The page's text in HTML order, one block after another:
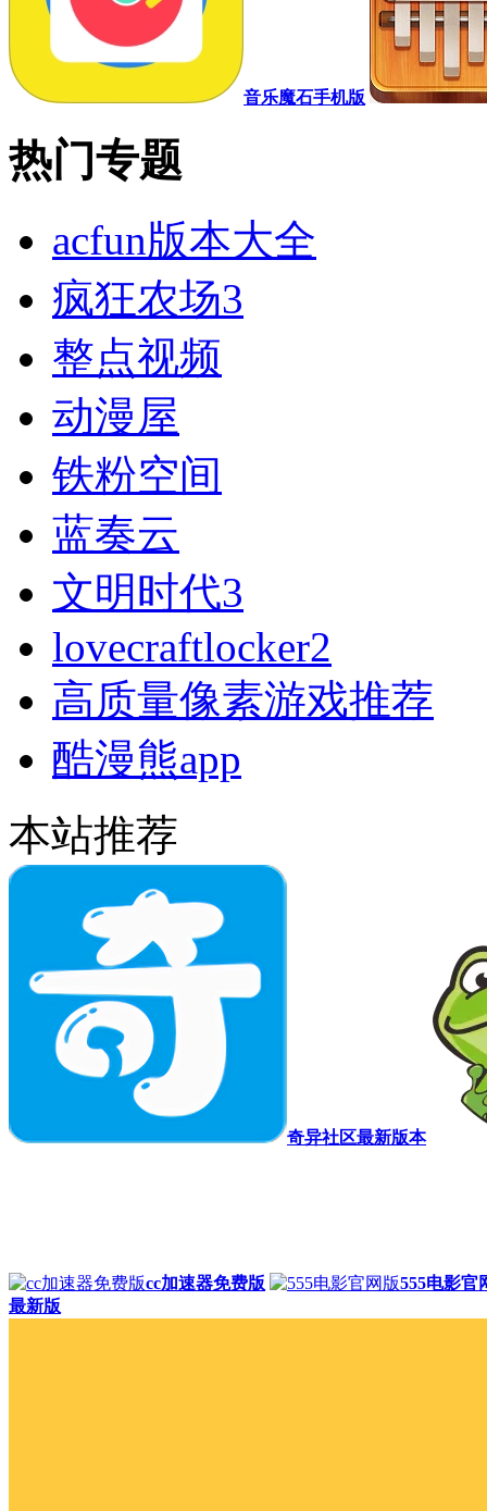
音乐魔石手机版
热门专题
acfun版本大全
疯狂农场3
整点视频
动漫屋
铁粉空间
蓝奏云
文明时代3
lovecraftlocker2
高质量像素游戏推荐
酷漫熊app
本站推荐
奇异社区最新版本
cc加速器免费版
555电影官
最新版